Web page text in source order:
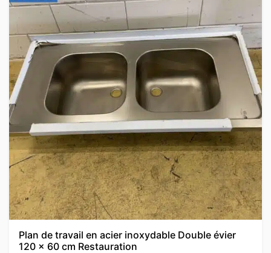
Plan de travail en acier inoxydable Double évier
120 x 60 cm Restauration